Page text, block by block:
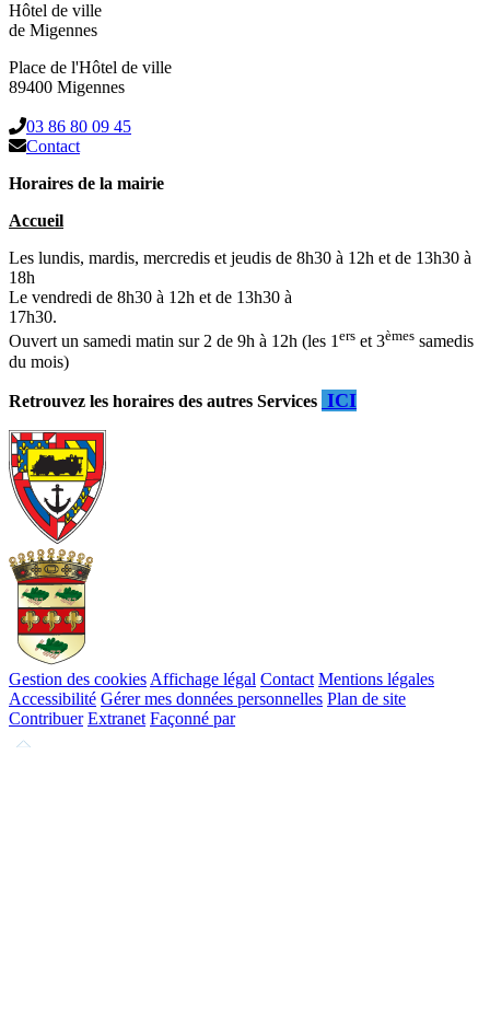
Hôtel de ville
de Migennes
Place de l'Hôtel de ville
89400 Migennes
03 86 80 09 45
Contact
Horaires de la mairie
Accueil
Les lundis, mardis, mercredis et jeudis de 8h30 à 12h et de 13h30 à
18h
Le vendredi de 8h30 à 12h et de 13h30 à
17h30.
Ouvert un samedi matin sur 2 de 9h à 12h (les 1ers et 3èmes samedis
du mois)
Retrouvez les horaires des autres Services ICI
Gestion des cookies Affichage légal Contact Mentions légales
Accessibilité Gérer mes données personnelles Plan de site
Contribuer Extranet Façonné par